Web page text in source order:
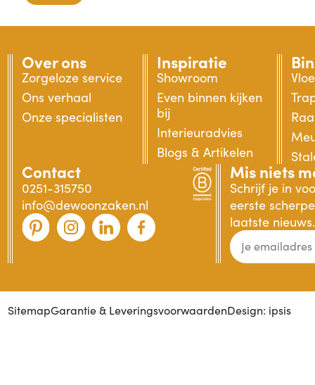
Over ons
Zorgeloze service
Ons verhaal
Onze specialisten
Inspiratie
Showroom
Even binnen kijken
bij
Interieuradvies
Blogs & Artikelen
Contact
0251-315750
info@dewoonzaken.nl
Mis niets
Schrijf je in
eerste
laatste nieuws.
SitemapGarantie & LeveringsvoorwaardenDesign: ipsis